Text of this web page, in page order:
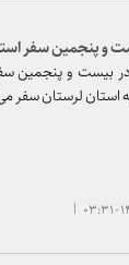
و پنجمین سفر
بیست و پنجمین
استان لرستان سفر